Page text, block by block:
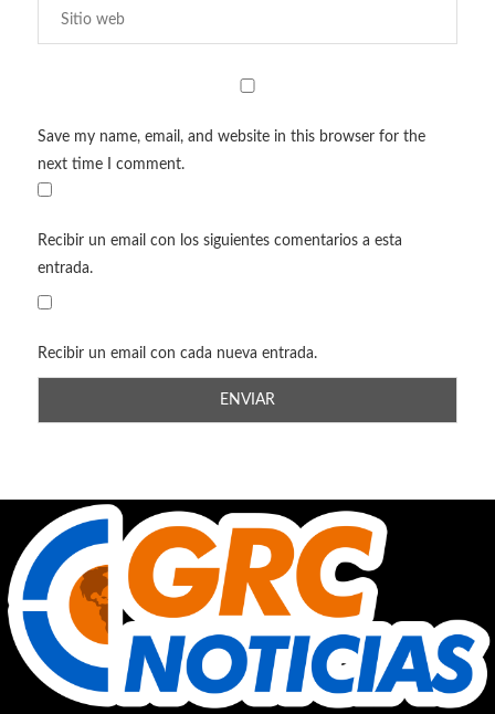
Save my name, email, and website in this browser for the
next time I comment.
Recibir un email con los siguientes comentarios a esta
entrada.
Recibir un email con cada nueva entrada.